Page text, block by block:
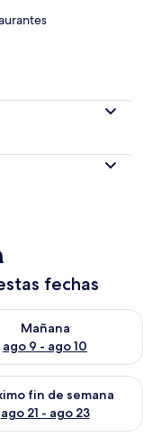
fechas
- ago 9
Mañana
ago 9 - ago 10
la disponibilidad
semana ago 14 -
fin de semana
ago 21 - ago 23
la disponibilidad